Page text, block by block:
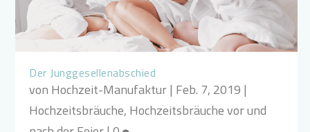
Der Junggesellenabschied
von Hochzeit-Manufaktur| Feb. 7, 2019 |
Hochzeitsbräuche, Hochzeitsbräuche vor und